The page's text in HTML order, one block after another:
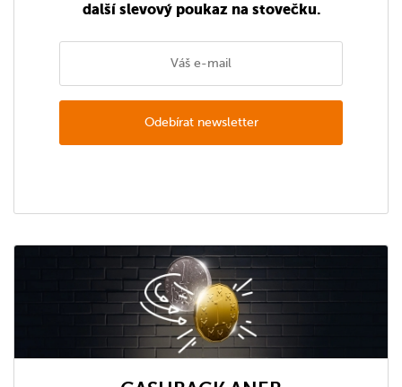
další slevový poukaz na stovečku.
Odebírat newsletter